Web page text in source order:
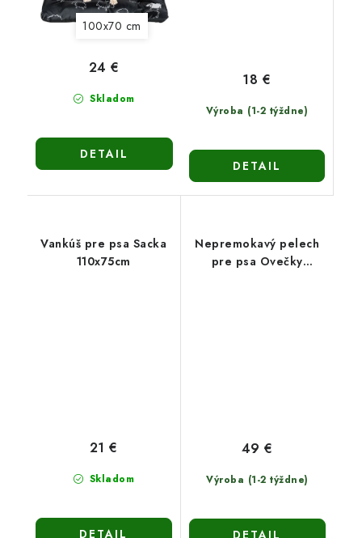
100x70 cm
Skladom
24 €
DETAIL
Výroba (1-2 týždne)
18 €
DETAIL
Vankúš pre psa Sacka
110x75cm
Skladom
21 €
DETAIL
Nepremokavý pelech
pre psa Ovečky
Výroba (1-2 týždne)
49 €
DETAIL